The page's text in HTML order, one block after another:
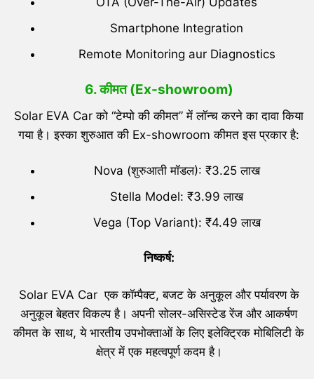
Smartphone Integration
Remote Monitoring aur Diagnostics
6. कीमत (Ex-showroom)
Solar EVA Car को “टेम्पो की कीमत” में लॉन्च करने का दावा किया
गया है। इस्का शुरुआत की Ex-showroom कीमत इस प्रकार है:
Nova (शुरुआती मॉडल): ₹3.25 लाख
Stella Model: ₹3.99 लाख
Vega (Top Variant): ₹4.49 लाख
निष्कर्ष:
Solar EVA Car एक कॉम्पैक्ट, बजट के अनुकूल और पर्यावरण के
अनुकूल बेहतर विकल्प है। अपनी सोलर-असिस्टेड रेंज और आकर्षण
कीमत के साथ, ये भारतीय उपभोक्ताओं के लिए इलेक्ट्रिक मोबिलिटी के
क्षेत्र में एक महत्वपूर्ण कदम है।